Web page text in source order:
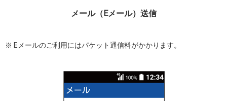
メール（Eメール）送信
※ Eメールのご利用にはパケット通信料がかかります。